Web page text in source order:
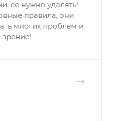
ее нужно удалять!
правила, они
многих проблем и